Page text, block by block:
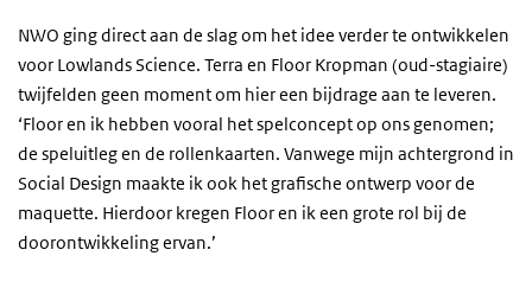
NWO ging direct aan de slag om het idee verder te ontwikkelen
voor Lowlands Science. Terra en Floor Kropman (oud-stagiaire)
twijfelden geen moment om hier een bijdrage aan te leveren.
‘Floor en ik hebben vooral het spelconcept op ons genomen;
de speluitleg en de rollenkaarten. Vanwege mijn achtergrond in
Social Design maakte ik ook het grafische ontwerp voor de
maquette. Hierdoor kregen Floor en ik een grote rol bij de
doorontwikkeling ervan.’